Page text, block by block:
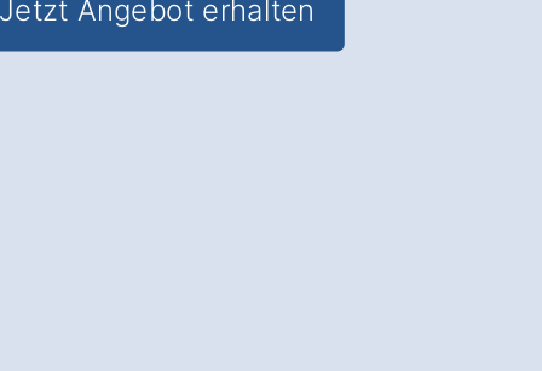
Jetzt Angebot erhalten